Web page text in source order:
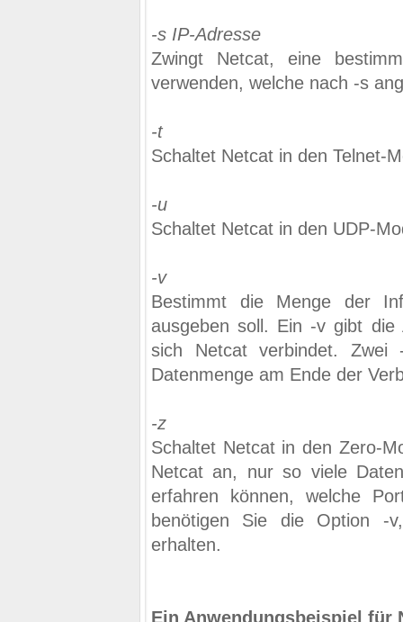
-s IP-Adresse
Zwingt Netcat, eine
verwenden, welche nach -s
-t
Schaltet Netcat in den Telnet-
-u
Schaltet Netcat in den UDP-
-v
Bestimmt die Menge der
ausgeben soll. Ein -v gibt
sich Netcat verbindet. Zwei
Datenmenge am Ende der
-z
Schaltet Netcat in den Zero-
Netcat an, nur so viele
erfahren können, welche
benötigen Sie die Option -
erhalten.
Ein Anwendungsbeispiel für